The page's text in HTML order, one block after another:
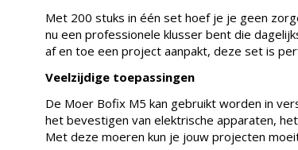
Met 200 stuks in één set hoef je je geen
nu een professionele klusser bent die
af en toe een project aanpakt, deze set is
Veelzijdige toepassingen
De Moer Bofix M5 kan gebruikt worden in
het bevestigen van elektrische apparaten,
Met deze moeren kun je jouw projecten